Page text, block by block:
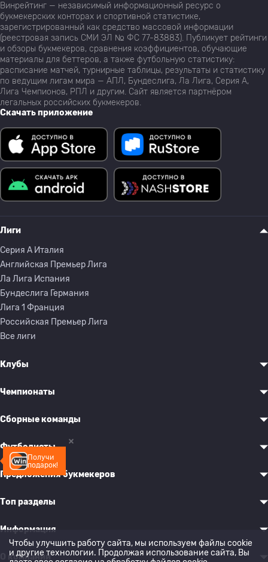
Получи
подарок!
Винрейтинг — независимый информационный ресурс о
букмекерских конторах и спортивной статистике,
зарегистрированный как средство массовой информации
(реестровая запись СМИ ЭЛ № ФС 77-83883). Публикует рейтинги
и обзоры букмекеров, сравнения коэффициентов, обучающие
материалы для беттеров, а также футбольную статистику:
расписание матчей, турнирные таблицы, результаты и статистику
по ведущим лигам мира — АПЛ, Бундеслига, Ла Лига, Серия А,
Лига Чемпионов, РПЛ и другим. Сайт является партнёром
легальных российских букмекеров.
Скачать приложение
Лиги
Серия A Италия
Английская Премьер Лига
Ла Лига Испания
Бундеслига Германия
Лига 1 Франция
Российская Премьер Лига
Все лиги
Клубы
Чемпионаты
Сборные команды
Футболисты
Предложения букмекеров
Топ разделы
Информация
О компании
Чтобы улучшить работу сайта, мы используем файлы cookie
и другие технологии. Продолжая использование сайта, Вы